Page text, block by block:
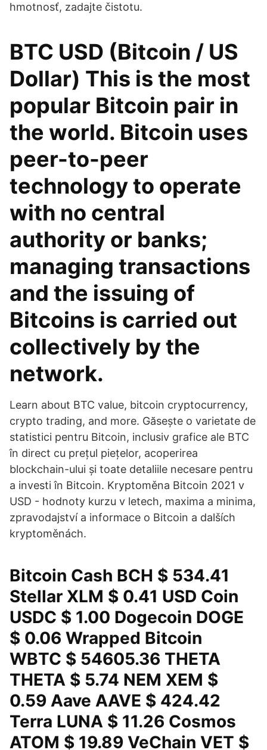
hmotnosť, zadajte čistotu.
BTC USD (Bitcoin / US
Dollar) This is the most
popular Bitcoin pair in
the world. Bitcoin uses
peer-to-peer
technology to operate
with no central
authority or banks;
managing transactions
and the issuing of
Bitcoins is carried out
collectively by the
network.
Learn about BTC value, bitcoin cryptocurrency,
crypto trading, and more. Găsește o varietate de
statistici pentru Bitcoin, inclusiv grafice ale BTC
în direct cu prețul piețelor, acoperirea
blockchain-ului și toate detaliile necesare pentru
a investi în Bitcoin. Kryptoměna Bitcoin 2021 v
USD - hodnoty kurzu v letech, maxima a minima,
zpravodajství a informace o Bitcoin a dalších
kryptoměnách.
Bitcoin Cash BCH $ 534.41
Stellar XLM $ 0.41 USD Coin
USDC $ 1.00 Dogecoin DOGE
$ 0.06 Wrapped Bitcoin
WBTC $ 54605.36 THETA
THETA $ 5.74 NEM XEM $
0.59 Aave AAVE $ 424.42
Terra LUNA $ 11.26 Cosmos
ATOM $ 19.89 VeChain VET $